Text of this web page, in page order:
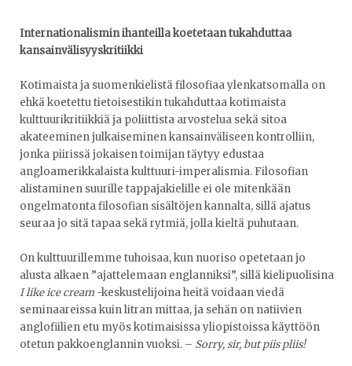
Internationalismin ihanteilla koetetaan tukahduttaa
kansainvälisyyskritiikki
Kotimaista ja suomenkielistä filosofiaa ylenkatsomalla on
ehkä koetettu tietoisestikin tukahduttaa kotimaista
kulttuurikritiikkiä ja poliittista arvostelua sekä sitoa
akateeminen julkaiseminen kansainväliseen kontrolliin,
jonka piirissä jokaisen toimijan täytyy edustaa
angloamerikkalaista kulttuuri-imperalismia. Filosofian
alistaminen suurille tappajakielille ei ole mitenkään
ongelmatonta filosofian sisältöjen kannalta, sillä ajatus
seuraa jo sitä tapaa sekä rytmiä, jolla kieltä puhutaan.
On kulttuurillemme tuhoisaa, kun nuoriso opetetaan jo
alusta alkaen ”ajattelemaan englanniksi”, sillä kielipuolisina
I like ice cream -keskustelijoina heitä voidaan viedä
seminaareissa kuin litran mittaa, ja sehän on natiivien
anglofiilien etu myös kotimaisissa yliopistoissa käyttöön
otetun pakkoenglannin vuoksi. – Sorry, sir, but piis pliis!